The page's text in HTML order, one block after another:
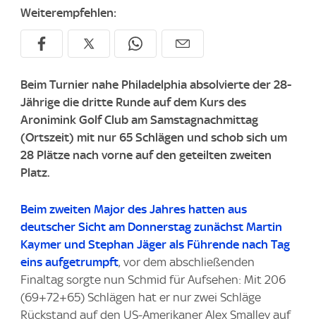
Weiterempfehlen:
Beim Turnier nahe Philadelphia absolvierte der 28-
Jährige die dritte Runde auf dem Kurs des
Aronimink Golf Club am Samstagnachmittag
(Ortszeit) mit nur 65 Schlägen und schob sich um
28 Plätze nach vorne auf den geteilten zweiten
Platz.
Beim zweiten Major des Jahres hatten aus
deutscher Sicht am Donnerstag zunächst Martin
Kaymer und Stephan Jäger als Führende nach Tag
eins aufgetrumpft, vor dem abschließenden
Finaltag sorgte nun Schmid für Aufsehen: Mit 206
(69+72+65) Schlägen hat er nur zwei Schläge
Rückstand auf den US-Amerikaner Alex Smalley auf